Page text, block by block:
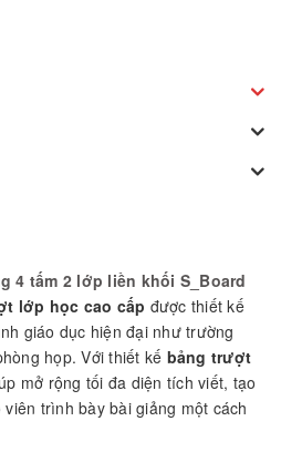
4 tấm 2 lớp liền khối S_Board
lớp học cao cấp được thiết kế
giáo dục hiện đại như trường
họp. Với thiết kế bảng trượt
mở rộng tối đa diện tích viết, tạo
trình bày bài giảng một cách